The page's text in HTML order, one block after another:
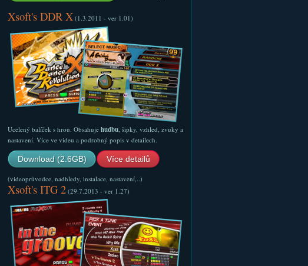
Xsoft's DDR X(1.3.2011 - ver 1.01)
Ucelený balíček s hrou. Obsahuje hudbu, šipky, vzhled, zvuky a
nastavení. Více ve videu a podrobný popis v detailech.
Download (2.6GB) Více detailů
(videoprůvodce, nadhledy, instalace, nastavení,..)
Xsoft's ITG 2(29.7.2013 - ver 1.27)